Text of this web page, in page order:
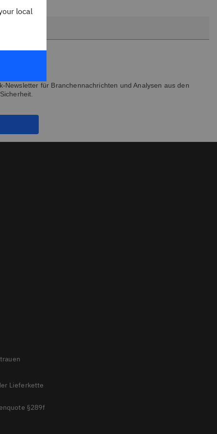
Newsletter für Branchennachrichten und Analysen aus den
Lieferkette
§289f
local